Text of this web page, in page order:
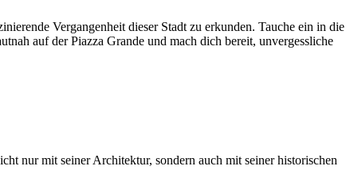
Vergangenheit dieser Stadt zu erkunden. Tauche ein in die
auf der Piazza Grande und mach dich bereit, unvergessliche
nur mit seiner Architektur, sondern auch mit seiner historischen